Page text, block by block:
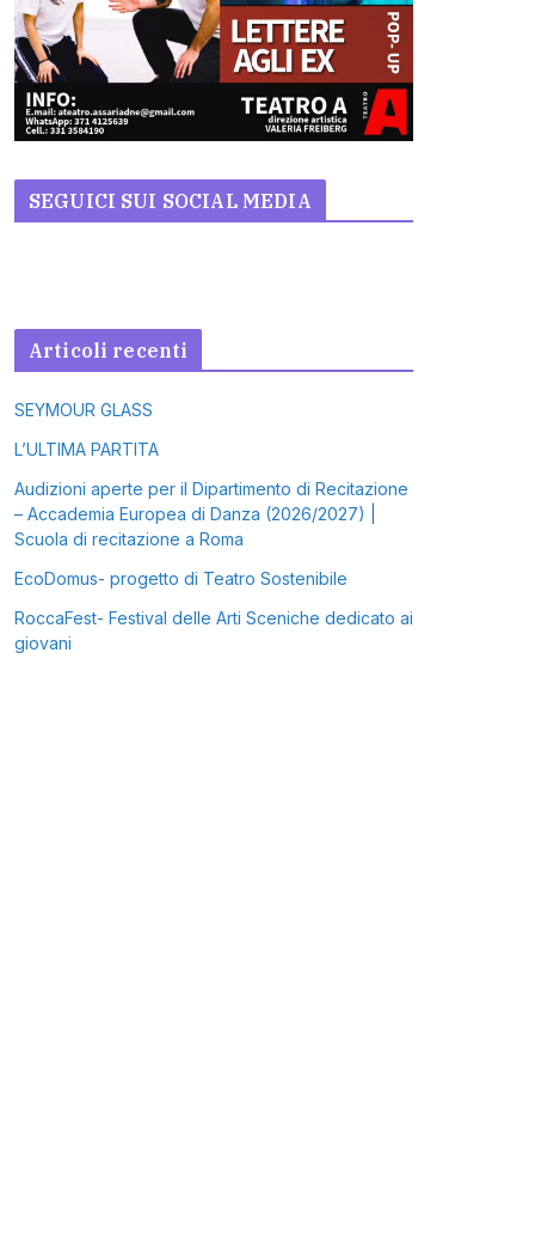
SEGUICI SUI SOCIAL MEDIA
Articoli recenti
SEYMOUR GLASS
L’ULTIMA PARTITA
Audizioni aperte per il Dipartimento di Recitazione
– Accademia Europea di Danza (2026/2027) |
Scuola di recitazione a Roma
EcoDomus- progetto di Teatro Sostenibile
RoccaFest- Festival delle Arti Sceniche dedicato ai
giovani